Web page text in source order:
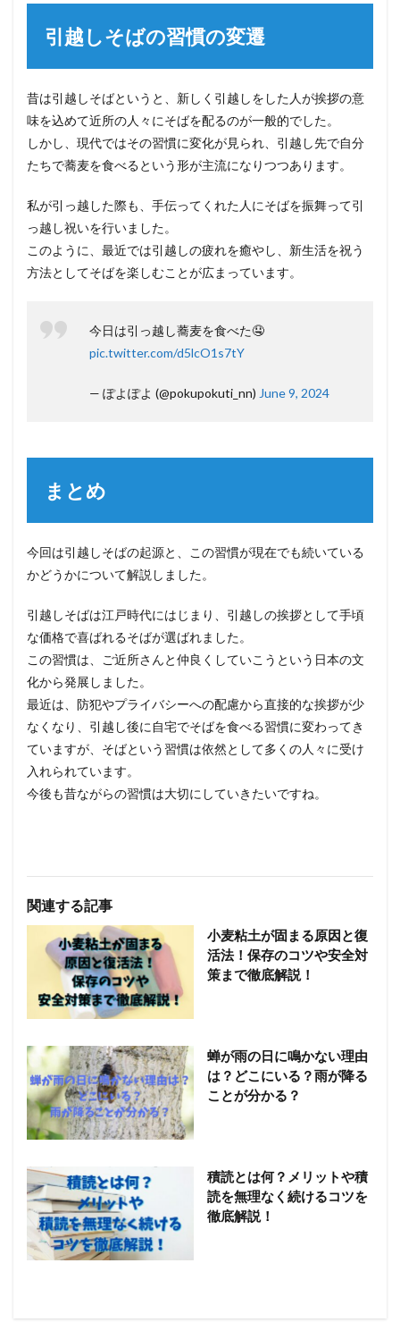
引越しそばの習慣の変遷
昔は引越しそばというと、新しく引越しをした人が挨拶の意
味を込めて近所の人々にそばを配るのが一般的でした。
しかし、現代ではその習慣に変化が見られ、引越し先で自分
たちで蕎麦を食べるという形が主流になりつつあります。
私が引っ越した際も、手伝ってくれた人にそばを振舞って引
っ越し祝いを行いました。
このように、最近では引越しの疲れを癒やし、新生活を祝う
方法としてそばを楽しむことが広まっています。
今日は引っ越し蕎麦を食べた🤤
pic.twitter.com/d5lcO1s7tY
— ぽよぽよ (@pokupokuti_nn) June 9, 2024
まとめ
今回は引越しそばの起源と、この習慣が現在でも続いている
かどうかについて解説しました。
引越しそばは江戸時代にはじまり、引越しの挨拶として手頃
な価格で喜ばれるそばが選ばれました。
この習慣は、ご近所さんと仲良くしていこうという日本の文
化から発展しました。
最近は、防犯やプライバシーへの配慮から直接的な挨拶が少
なくなり、引越し後に自宅でそばを食べる習慣に変わってき
ていますが、そばという習慣は依然として多くの人々に受け
入れられています。
今後も昔ながらの習慣は大切にしていきたいですね。
関連する記事
小麦粘土が固まる原因と復
活法！保存のコツや安全対
策まで徹底解説！
蝉が雨の日に鳴かない理由
は？どこにいる？雨が降る
ことが分かる？
積読とは何？メリットや積
読を無理なく続けるコツを
徹底解説！